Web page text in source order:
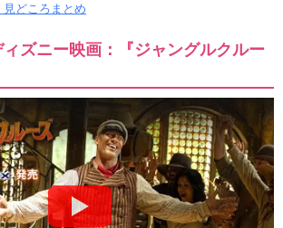
どころまとめ
ズニー映画：『ジャングルクルー